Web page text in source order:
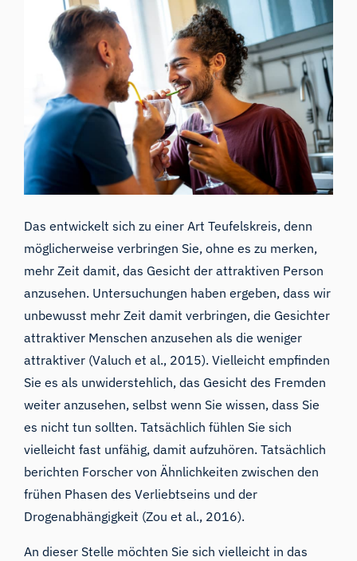
Das entwickelt sich zu einer Art Teufelskreis, denn
möglicherweise verbringen Sie, ohne es zu merken,
mehr Zeit damit, das Gesicht der attraktiven Person
anzusehen. Untersuchungen haben ergeben, dass wir
unbewusst mehr Zeit damit verbringen, die Gesichter
attraktiver Menschen anzusehen als die weniger
attraktiver (Valuch et al., 2015). Vielleicht empfinden
Sie es als unwiderstehlich, das Gesicht des Fremden
weiter anzusehen, selbst wenn Sie wissen, dass Sie
es nicht tun sollten. Tatsächlich fühlen Sie sich
vielleicht fast unfähig, damit aufzuhören. Tatsächlich
berichten Forscher von Ähnlichkeiten zwischen den
frühen Phasen des Verliebtseins und der
Drogenabhängigkeit (Zou et al., 2016).
An dieser Stelle möchten Sie sich vielleicht in das